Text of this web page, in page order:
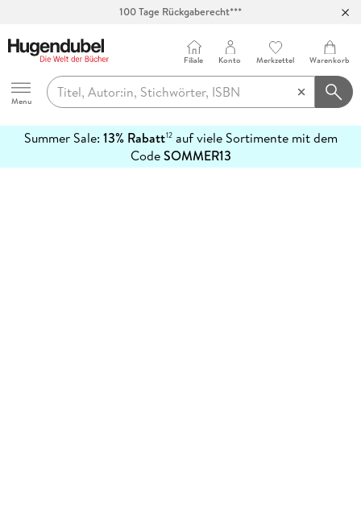
100 Tage Rückgaberecht***
Hugendubel
Menu
Filiale Konto Merkzettel Warenkorb
Summer Sale: 13% Rabatt12auf viele Sortimente mit dem
CodeSOMMER13
erfahren